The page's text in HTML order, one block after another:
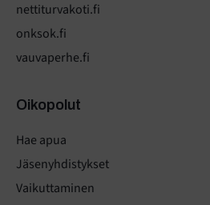
nettiturvakoti.fi
onksok.fi
vauvaperhe.fi
Oikopolut
Hae apua
Jäsenyhdistykset
Vaikuttaminen